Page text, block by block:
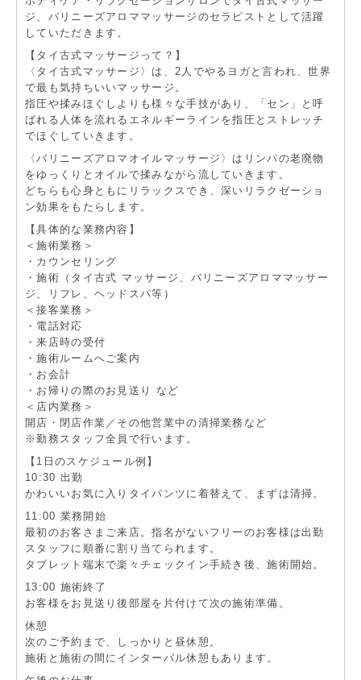
ジ、バリニーズアロママッサージのセラピストとして活躍
していただきます。
【タイ古式マッサージって？】
〈タイ古式マッサージ〉は、2人でやるヨガと言われ、世界
で最も気持ちいいマッサージ。
指圧や揉みほぐしよりも様々な手技があり、「セン」と呼
ばれる人体を流れるエネルギーラインを指圧とストレッチ
でほぐしていきます。
〈バリニーズアロマオイルマッサージ〉はリンパの老廃物
をゆっくりとオイルで揉みながら流していきます。
どちらも心身ともにリラックスでき、深いリラクゼーショ
ン効果をもたらします。
【具体的な業務内容】
＜施術業務＞
・カウンセリング
・施術（タイ古式 マッサージ、バリニーズアロママッサー
ジ、リフレ、ヘッドスパ等）
＜接客業務＞
・電話対応
・来店時の受付
・施術ルームへご案内
・お会計
・お帰りの際のお見送り など
＜店内業務＞
開店・閉店作業／その他営業中の清掃業務など
※勤務スタッフ全員で行います。
【1日のスケジュール例】
10:30 出勤
かわいいお気に入りタイパンツに着替えて、まずは清掃。
11:00 業務開始
最初のお客さまご来店。指名がないフリーのお客様は出勤
スタッフに順番に割り当てられます。
タブレット端末で楽々チェックイン手続き後、施術開始。
13:00 施術終了
お客様をお見送り後部屋を片付けて次の施術準備。
休憩
次のご予約まで、しっかりと昼休憩。
施術と施術の間にインターバル休憩もあります。